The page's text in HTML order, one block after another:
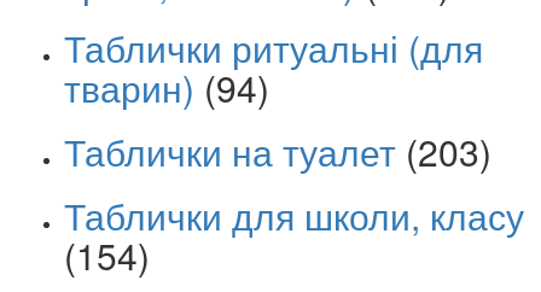
Таблички ритуальні (для
тварин) (94)
Таблички на туалет (203)
Таблички для школи, класу
(154)